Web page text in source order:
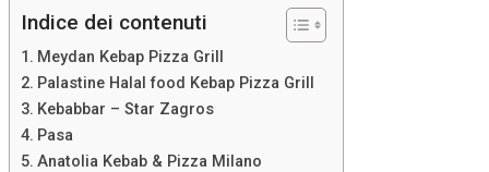
Indice dei contenuti
Meydan Kebap Pizza Grill
Palastine Halal food Kebap Pizza Grill
Kebabbar – Star Zagros
Pasa
Anatolia Kebab & Pizza Milano
comportamento
mentre visiti il
nostro sito,
aumenti le
possibilità di
vedere contenuti
e offerte